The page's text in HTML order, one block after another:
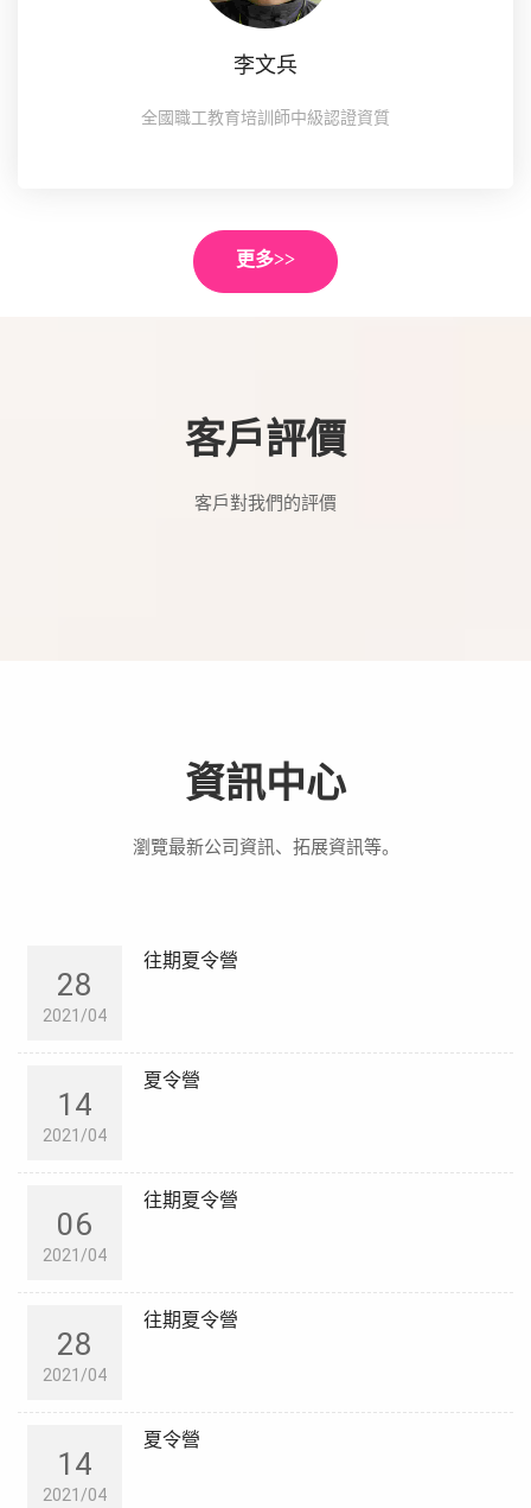
李文兵
全國職工教育培訓師中級認證資質
更多>>
客戶評價
客戶對我們的評價
資訊中心
瀏覽最新公司資訊、拓展資訊等。
28
2021/04
往期夏令營
14
2021/04
夏令營
06
2021/04
往期夏令營
28
2021/04
往期夏令營
14
2021/04
夏令營